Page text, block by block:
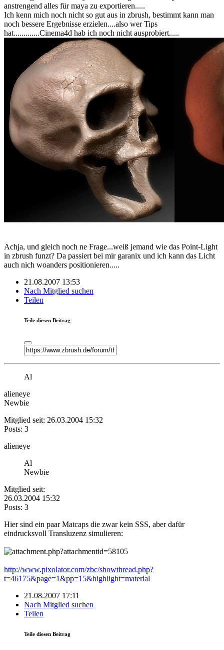
anstrengend alles für maya zu exportieren.....
Ich kenn mich noch nicht so gut aus in zbrush, bestimmt kann man
noch bessere Ergebnisse erzielen....also wer Tips
hat.............Cinema4d hab ich noch nicht ausprobiert.....
Achja, und gleich noch ne Frage...weiß jemand wie das Point-Light
in zbrush funzt? Da passiert bei mir garanix und ich kann das Licht
auch nich woanders positionieren.....
21.08.2007 13:53
Nach Mitglied suchen
Teilen
Teile diesen Beitrag
Al
alieneye
Newbie
Mitglied seit: 26.03.2004 15:32
Posts: 3
alieneye
Al
Newbie
Mitglied seit:
26.03.2004 15:32
Posts: 3
Hier sind ein paar Matcaps die zwar kein SSS, aber dafür
eindrucksvoll Transluzenz simulieren:
http://www.pixolator.com/zbc/showthread.php?
t=46175&page=1&pp=15&highlight=material
21.08.2007 17:11
Nach Mitglied suchen
Teilen
Teile diesen Beitrag